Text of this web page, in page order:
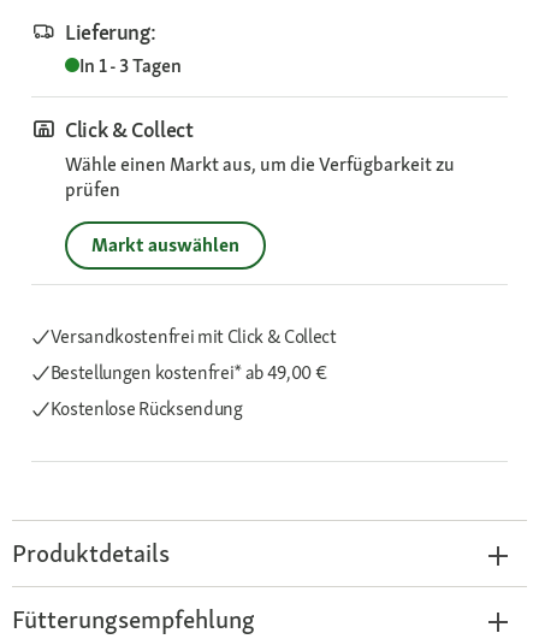
Lieferung:
In 1 - 3 Tagen
Click & Collect
Wähle einen Markt aus, um die Verfügbarkeit zu
prüfen
Markt auswählen
Versandkostenfrei mit Click & Collect
Bestellungen kostenfrei*ab 49,00 €
Kostenlose Rücksendung
Produktdetails
Fütterungsempfehlung